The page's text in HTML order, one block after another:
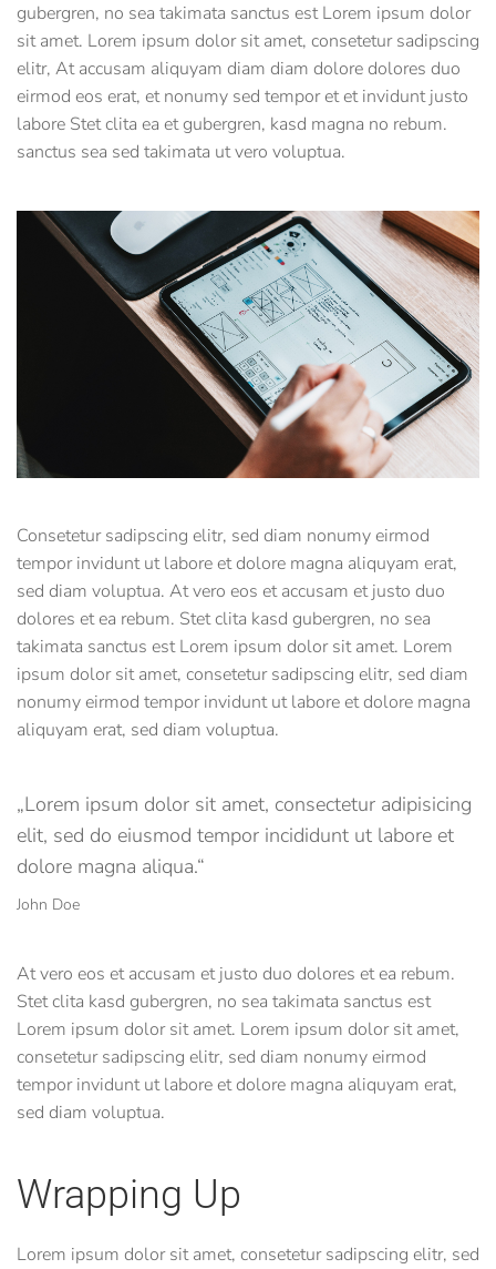
gubergren, no sea takimata sanctus est Lorem ipsum dolor
sit amet. Lorem ipsum dolor sit amet, consetetur sadipscing
elitr, At accusam aliquyam diam diam dolore dolores duo
eirmod eos erat, et nonumy sed tempor et et invidunt justo
labore Stet clita ea et gubergren, kasd magna no rebum.
sanctus sea sed takimata ut vero voluptua.
Consetetur sadipscing elitr, sed diam nonumy eirmod
tempor invidunt ut labore et dolore magna aliquyam erat,
sed diam voluptua. At vero eos et accusam et justo duo
dolores et ea rebum. Stet clita kasd gubergren, no sea
takimata sanctus est Lorem ipsum dolor sit amet. Lorem
ipsum dolor sit amet, consetetur sadipscing elitr, sed diam
nonumy eirmod tempor invidunt ut labore et dolore magna
aliquyam erat, sed diam voluptua.
„Lorem ipsum dolor sit amet, consectetur adipisicing
elit, sed do eiusmod tempor incididunt ut labore et
dolore magna aliqua.“
John Doe
At vero eos et accusam et justo duo dolores et ea rebum.
Stet clita kasd gubergren, no sea takimata sanctus est
Lorem ipsum dolor sit amet. Lorem ipsum dolor sit amet,
consetetur sadipscing elitr, sed diam nonumy eirmod
tempor invidunt ut labore et dolore magna aliquyam erat,
sed diam voluptua.
Wrapping Up
Lorem ipsum dolor sit amet, consetetur sadipscing elitr, sed